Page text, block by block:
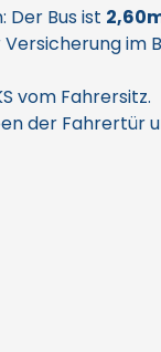
Der Bus ist
vom Fahrersitz.
der Fahrertür